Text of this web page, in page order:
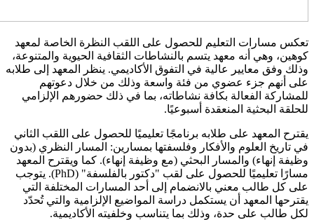
تعكس مسارات التعليم للحصول على اللقب النظرة الخاصة لمعهد
كوهين، وهي أنه معهد يتسم بالنشاطات الثقافية الحيوية والمتنوعة،
وذلك وفق معايير عالية في التفوق الأكاديمي. ينظر المعهد إلى طلابه
على أنهم جزء عضوي من فئة واسعة وذلك من خلال دعوتهم
للمشاركة الفعالة بكافة نشاطاته، بما في ذلك حضورهم الإلزامي
للحلقة البحثية المنعقدة أسبوعيًا.
يقترح المعهد على طلابه برنامجًا تعليميًا للحصول على اللقب الثاني
في تاريخ العلوم والأفكار وفلسفتها بمسارين: المسار النظري (بدون
وظيفة إنهاء) والمسار البحثي (مع وظيفة إنهاء). كما ويقترح المعهد
مسارًا تعليميًا للحصول على لقب "دكتور بالفلسفة" (PhD). يتوجب
على كل طالب معني بالانضمام إلى أحد المسارات المختلفة التي
يقترحها المعهد أن يستكمل دراسة المواضيع الإلزامية والتي تُحدّد
لكل طالب على حدة، وذلك بما يتناسب وخلفيته الأكاديمية.